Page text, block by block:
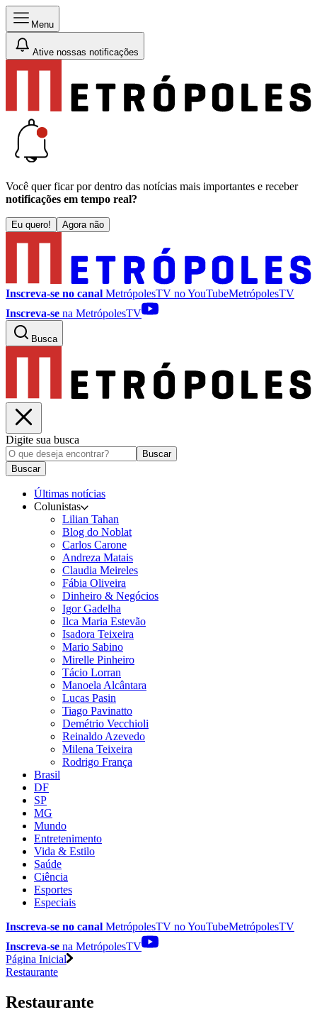
Menu
Ative nossas notificações
Você quer ficar por dentro das notícias mais importantes e receber
notificações em tempo real?
Eu quero! Agora não
Inscreva-se no canal MetrópolesTV noYouTubeMetrópolesTV
Inscreva-se na MetrópolesTV
Busca
Digite sua busca
Buscar
Buscar
Últimas notícias
Colunistas
Lilian Tahan
Blog do Noblat
Carlos Carone
Andreza Matais
Claudia Meireles
Fábia Oliveira
Dinheiro & Negócios
Igor Gadelha
Ilca Maria Estevão
Isadora Teixeira
Mario Sabino
Mirelle Pinheiro
Tácio Lorran
Manoela Alcântara
Lucas Pasin
Tiago Pavinatto
Demétrio Vecchioli
Reinaldo Azevedo
Milena Teixeira
Rodrigo França
Brasil
DF
SP
MG
Mundo
Entretenimento
Vida & Estilo
Saúde
Ciência
Esportes
Especiais
Inscreva-se no canal MetrópolesTV noYouTubeMetrópolesTV
Inscreva-se na MetrópolesTV
Página Inicial
Restaurante
Restaurante